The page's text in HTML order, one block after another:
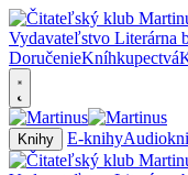
DoručenieKníhkupectvá
Knihy E-knihy